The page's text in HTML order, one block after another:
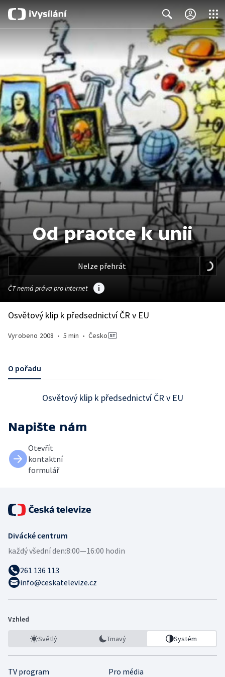
Search Close
Od praotce k unii
Nelze přehrát
ČT nemá práva pro internet
Osvětový klip k předsednictví ČR v EU
Vyrobeno 2008 • 5 min • Česko
O pořadu
Osvětový klip k předsednictví ČR v EU
Napište nám
Otevřít
kontaktní
formulář
Divácké centrum
každý všední den:8:00—16:00 hodin
261 136 113
info@ceskatelevize.cz
Vzhled
Světlý Tmavý Systém
TV program Pro média